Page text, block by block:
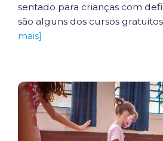
sentado para crianças com
são alguns dos cursos
mais]